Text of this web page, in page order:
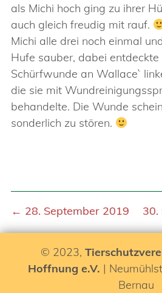
als Michi hoch ging zu ihrer
auch gleich freudig mit rauf.
Michi alle drei noch einmal
Hufe sauber, dabei entdeckte
Schürfwunde an Wallace`
die sie mit
behandelte. Die Wunde
sonderlich zu stören.
← 28. September 2019
© 2023,
Hoffnung e.V. |
Bernau